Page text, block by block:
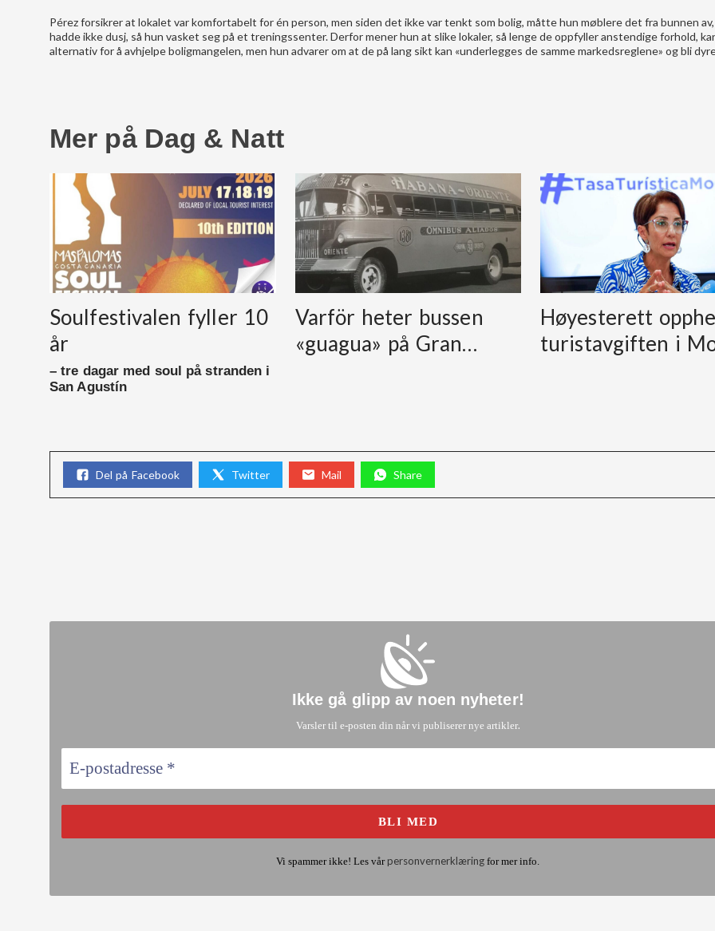
Pérez forsikrer at lokalet var komfortabelt for én person, men siden det ikke var tenkt som bolig, måtte hun møblere det fra bunnen
hadde ikke dusj, så hun vasket seg på et treningssenter. Derfor mener hun at slike lokaler, så lenge de oppfyller anstendige forhold,
alternativ for å avhjelpe boligmangelen, men hun advarer om at de på lang sikt kan «underlegges de samme markedsreglene» og bli
Mer på Dag & Natt
Soulfestivalen fyller 10
år
– tre dagar med soul på stranden i
San Agustín
Varför heter bussen
«guagua» på Gran…
Høyesterett
turistavgiften i
Del på Facebook Twitter Mail Share
Ikke gå glipp av noen nyheter!
Varsler til e-posten din når vi publiserer nye artikler.
Vi spammer ikke! Les vår personvernerklæring for mer info.